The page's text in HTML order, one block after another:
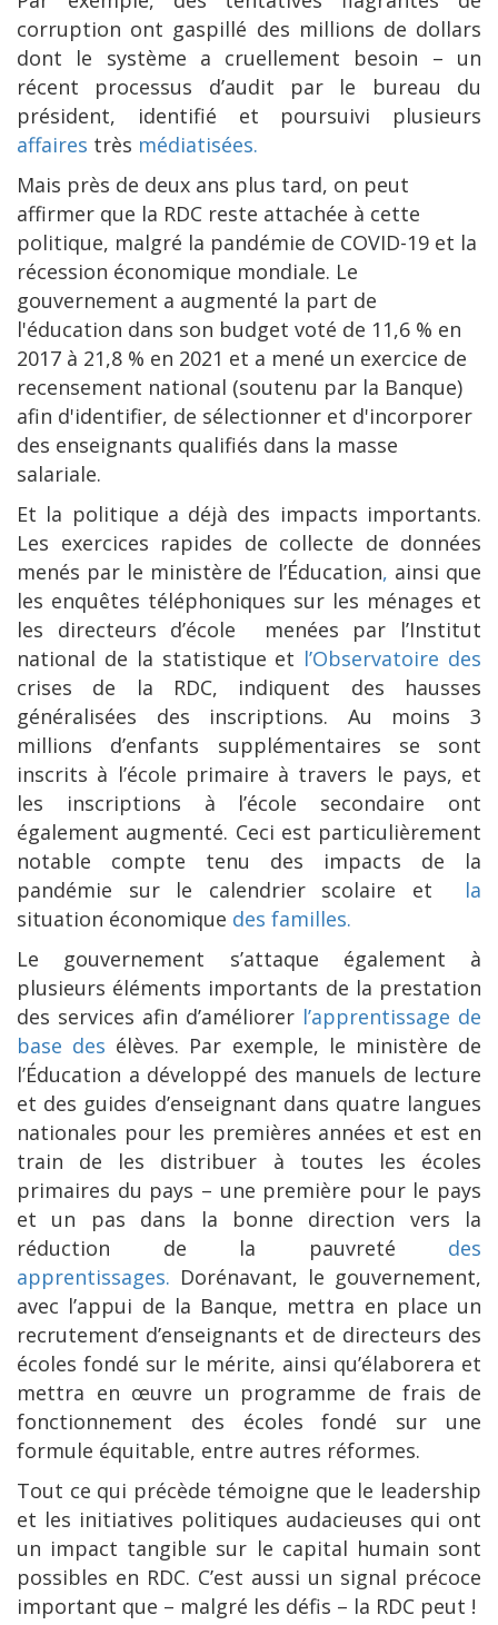
corruption ont gaspillé des millions de dollars
dont le système a cruellement besoin – un
récent processus d’audit par le bureau du
président, identifié et poursuivi plusieurs
affaires très médiatisées.
Mais près de deux ans plus tard, on peut
affirmer que la RDC reste attachée à cette
politique, malgré la pandémie de COVID-19 et la
récession économique mondiale. Le
gouvernement a augmenté la part de
l'éducation dans son budget voté de 11,6 % en
2017 à 21,8 % en 2021 et a mené un exercice de
recensement national (soutenu par la Banque)
afin d'identifier, de sélectionner et d'incorporer
des enseignants qualifiés dans la masse
salariale.
Et la politique a déjà des impacts importants.
Les exercices rapides de collecte de données
menés par le ministère de l’Éducation, ainsi que
les enquêtes téléphoniques sur les ménages et
les directeurs d’école menées par l’Institut
national de la statistique et l’Observatoire des
crises de la RDC, indiquent des hausses
généralisées des inscriptions. Au moins 3
millions d’enfants supplémentaires se sont
inscrits à l’école primaire à travers le pays, et
les inscriptions à l’école secondaire ont
également augmenté. Ceci est particulièrement
notable compte tenu des impacts de la
pandémie sur le calendrier scolaire et la
situation économique des familles.
Le gouvernement s’attaque également à
plusieurs éléments importants de la prestation
des services afin d’améliorer l’apprentissage de
base des élèves. Par exemple, le ministère de
l’Éducation a développé des manuels de lecture
et des guides d’enseignant dans quatre langues
nationales pour les premières années et est en
train de les distribuer à toutes les écoles
primaires du pays – une première pour le pays
et un pas dans la bonne direction vers la
réduction de la pauvreté des
apprentissages. Dorénavant, le gouvernement,
avec l’appui de la Banque, mettra en place un
recrutement d’enseignants et de directeurs des
écoles fondé sur le mérite, ainsi qu’élaborera et
mettra en œuvre un programme de frais de
fonctionnement des écoles fondé sur une
formule équitable, entre autres réformes.
Tout ce qui précède témoigne que le leadership
et les initiatives politiques audacieuses qui ont
un impact tangible sur le capital humain sont
possibles en RDC. C’est aussi un signal précoce
important que – malgré les défis – la RDC peut !